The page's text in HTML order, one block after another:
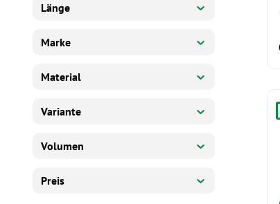
Länge
Marke
Material
Variante
Volumen
Preis